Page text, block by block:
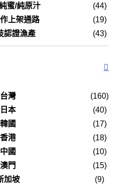
蜜/純原汁
(44)
上架通路
(19)
認證漁產
(43)
台灣
(160)
日本
(40)
韓國
(17)
香港
(18)
中國
(10)
澳門
(15)
加坡
(9)